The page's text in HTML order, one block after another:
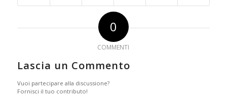
0
COMMENTI
Lascia un Commento
Vuoi partecipare alla discussione?
Fornisci il tuo contributo!